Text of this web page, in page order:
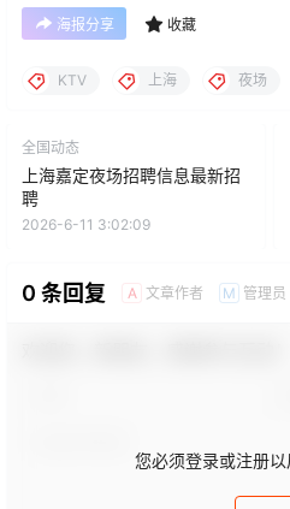
海报分享 收藏
KTV 上海 夜场
全国动态
上海嘉定夜场招聘信息最新招
聘
2026-6-11 3:02:09
0 条回复 A 文章作者 M 管理员
您必须登录或注册